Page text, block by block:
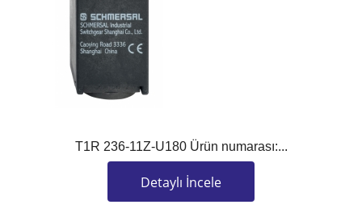
T1R 236-11Z-U180 Ürün numarası:...
Detaylı İncele